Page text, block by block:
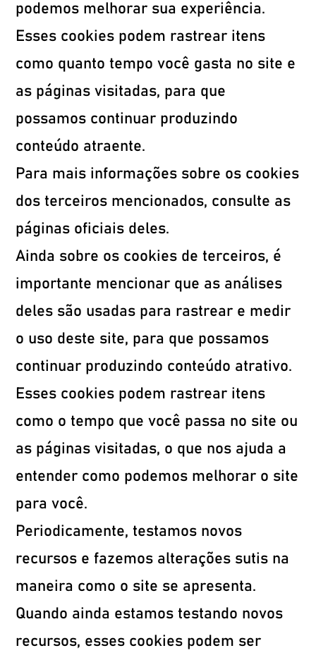
podemos melhorar sua experiência.
Esses cookies podem rastrear itens
como quanto tempo você gasta no site e
as páginas visitadas, para que
possamos continuar produzindo
conteúdo atraente.
Para mais informações sobre os cookies
dos terceiros mencionados, consulte as
páginas oficiais deles.
Ainda sobre os cookies de terceiros, é
importante mencionar que as análises
deles são usadas para rastrear e medir
o uso deste site, para que possamos
continuar produzindo conteúdo atrativo.
Esses cookies podem rastrear itens
como o tempo que você passa no site ou
as páginas visitadas, o que nos ajuda a
entender como podemos melhorar o site
para você.
Periodicamente, testamos novos
recursos e fazemos alterações sutis na
maneira como o site se apresenta.
Quando ainda estamos testando novos
recursos, esses cookies podem ser